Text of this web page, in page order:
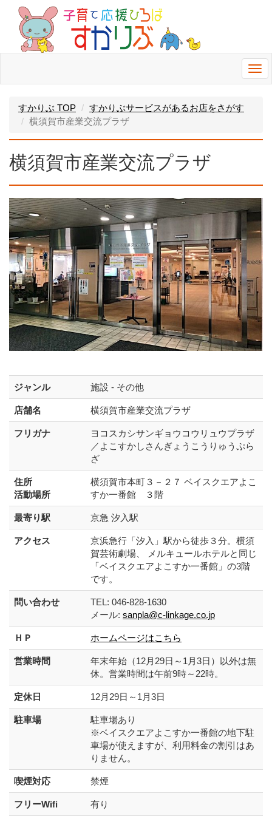
すかりぶ TOP
すかりぶサービスがあるお店をさがす
横須賀市産業交流プラザ
横須賀市産業交流プラザ
ジャンル 施設 - その他
店舗名 横須賀市産業交流プラザ
フリガナ
ヨコスカシサンギョウコウリュウプラザ
／よこすかしさんぎょうこうりゅうぷら
ざ
住所
活動場所
横須賀市本町３－２７ ベイスクエアよこ
すか一番館 ３階
最寄り駅 京急 汐入駅
アクセス
京浜急行「汐入」駅から徒歩３分。横須
賀芸術劇場、 メルキュールホテルと同じ
「ベイスクエアよこすか一番館」の3階
です。
問い合わせ
TEL: 046-828-1630
メール: sanpla@c-linkage.co.jp
ＨＰ ホームページはこちら
営業時間
年末年始（12月29日～1月3日）以外は無
休。営業時間は午前9時～22時。
定休日 12月29日～1月3日
駐車場
駐車場あり
※ベイスクエアよこすか一番館の地下駐
車場が使えますが、利用料金の割引はあ
りません。
喫煙対応 禁煙
フリーWifi 有り